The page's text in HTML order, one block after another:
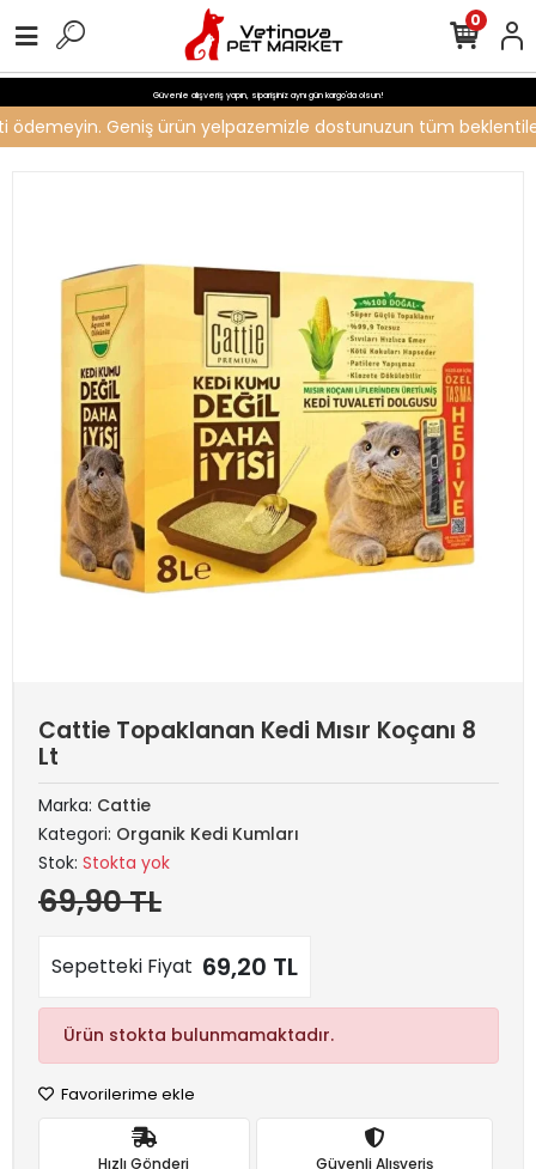
Güvenle alışveriş yapın, siparişiniz aynı gün kargo'da olsun!
Geniş ürün yelpazemizle dostunuzun tüm
0
Cattie Topaklanan Kedi Mısır Koçanı 8
Lt
Marka: Cattie
Kategori: Organik Kedi Kumları
Stok: Stokta yok
69,90 TL
Sepetteki Fiyat 69,20 TL
Ürün stokta bulunmamaktadır.
Favorilerime ekle
Hızlı Gönderi Güvenli Alışveriş